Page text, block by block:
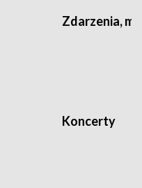
Zdarzenia,
Koncerty